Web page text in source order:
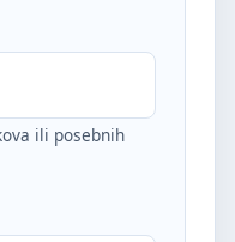
ili posebnih